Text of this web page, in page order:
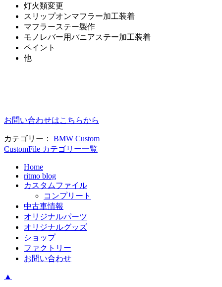
灯火類変更
スリップオンマフラー加工装着
マフラーステー製作
モノレバー用パニアステー加工装着
ペイント
他
お問い合わせはこちらから
カテゴリー： BMW Custom
CustomFile カテゴリー一覧
Home
ritmo blog
カスタムファイル
コンプリート
中古車情報
オリジナルパーツ
オリジナルグッズ
ショップ
ファクトリー
お問い合わせ
▲